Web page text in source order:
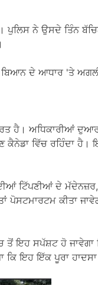
ਪੁਲਿਸ ਨੇ ਉਸਦੇ ਤਿੰਨ
ਬਿਆਨ ਦੇ ਆਧਾਰ 'ਤੇ
ਹੈ। ਅਧਿਕਾਰੀਆਂ
ਵਿੱਚ ਰਹਿੰਦਾ ਹੈ।
ਟਿੱਪਣੀਆਂ ਦੇ
ਕੀਤਾ
ਤੋਂ ਇਹ ਸਪੱਸ਼ਟ ਹੋ ਜਾਵੇਗਾ
ਇਹ ਇੱਕ ਪੂਰਾ ਹਾਦਸਾ